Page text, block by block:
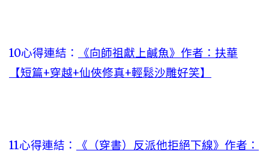
10心得連結：
《向師祖獻上鹹魚》作者：扶華
【短篇+穿越+仙俠修真+輕鬆沙雕好笑】
11心得連結： 《（穿書）反派他拒絕下線》作者：